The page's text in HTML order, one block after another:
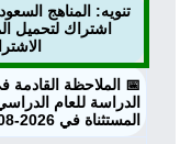
تنويه: المناهج
اشتراك لتحميل
📅 الملاحظة القادمة
المستثناة في 2026-08-23